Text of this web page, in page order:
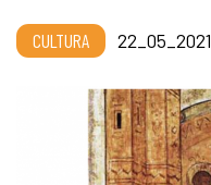
CULTURA 22_05_2021